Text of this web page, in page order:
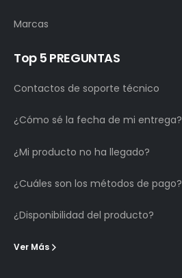
Marcas
Top 5 PREGUNTAS
Contactos de soporte técnico
¿Cómo sé la fecha de mi entrega?
¿Mi producto no ha llegado?
¿Cuáles son los métodos de pago?
¿Disponibilidad del producto?
Ver Más